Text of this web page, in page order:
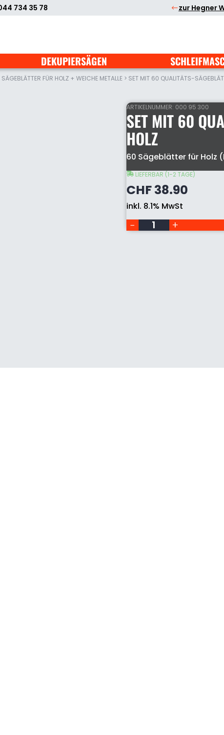
734 35 78 zur Hegner
DEKUPIERSÄGEN
SÄGEBLÄTTER FÜR HOLZ + WEICHE METALLE> SET MIT 60 QUALITÄTS-
ARTIKELNUMMER: 000 95 300
SET MIT 60
HOLZ
60 Sägeblätter für Holz
LIEFERBAR (1-2 TAGE)
CHF38.90
inkl. 8.1% MwSt
Set
mit
60
Qualitäts-
Sägeblättern
Holz